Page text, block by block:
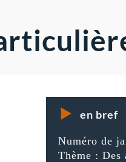
en bref
Numéro de
Thème :